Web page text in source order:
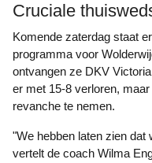
Cruciale
Komende zaterdag staat er een belangrijke thuiswedstrijd op het
programma voor
ontvangen ze DKV
er met 15-8 verloren,
revanche te nemen.
"We hebben laten zien dat we niet onder doen voor Victoria,"
vertelt de coach Wilma